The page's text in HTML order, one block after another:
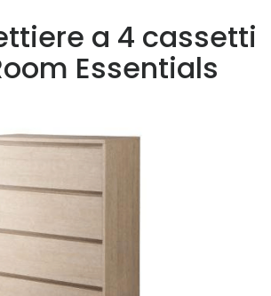
a 4 cassetti
Essentials